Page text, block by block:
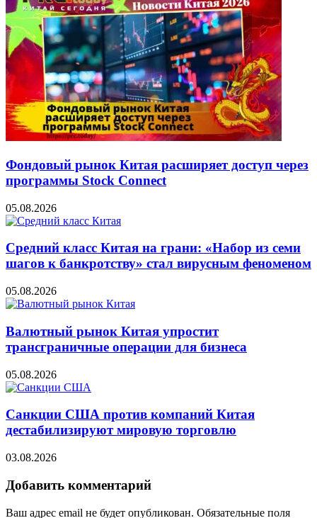
Фондовый рынок Китая расширяет доступ через
программы Stock Connect
05.08.2026
Средний класс Китая на грани: «Набор из семи
шагов к банкротству» стал вирусным феноменом
05.08.2026
Валютный рынок Китая упростит
трансграничные операции для бизнеса
05.08.2026
Санкции США против компаний Китая
дестабилизируют мировую торговлю
03.08.2026
Добавить комментарий
Ваш адрес email не будет опубликован. Обязательные поля